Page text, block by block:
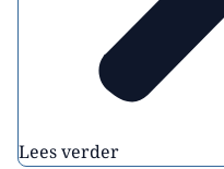
Lees verder